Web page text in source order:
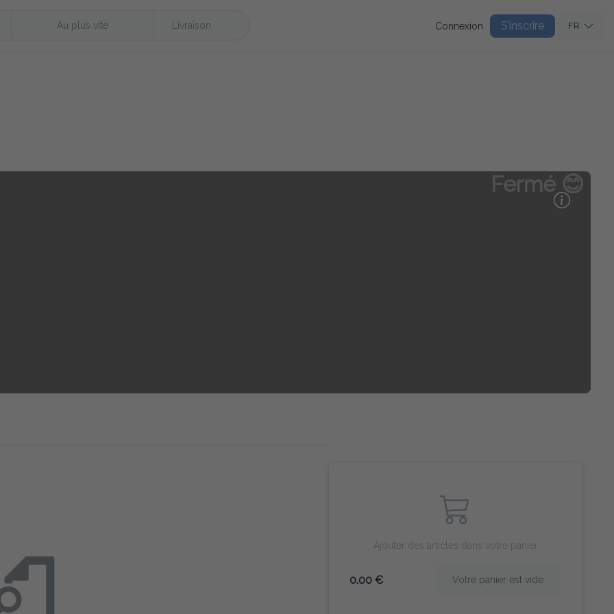
Au plus vite Livraison Connexion S’inscrire FR
Fermé 😊
Ajouter des articles dans votre panier
0.00 € Votre panier est vide